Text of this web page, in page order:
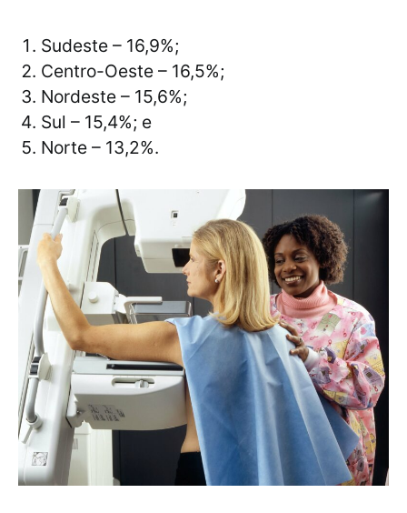
Sudeste – 16,9%;
Centro-Oeste – 16,5%;
Nordeste – 15,6%;
Sul – 15,4%; e
Norte – 13,2%.